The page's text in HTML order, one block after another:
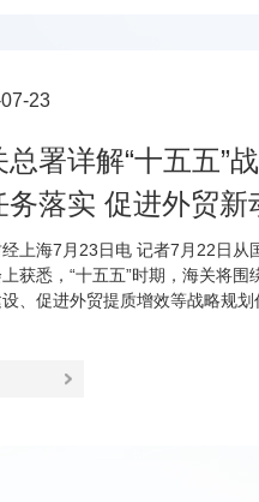
23
总署详解“十五五”
务落实 促进外贸新
大、进出口更加协
上海7月23日电 记者7月22日从
获悉，“十五五”时期，海关将围
、促进外贸提质增效等战略规划